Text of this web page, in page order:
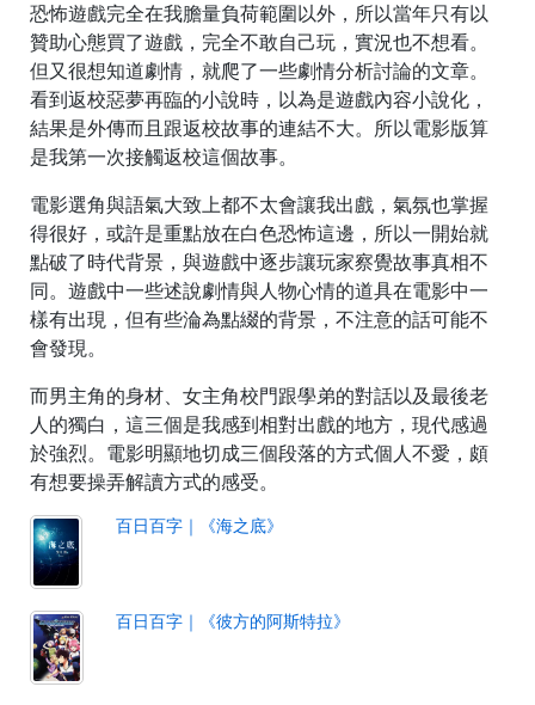
恐怖遊戲完全在我膽量負荷範圍以外，所以當年只有以
贊助心態買了遊戲，完全不敢自己玩，實況也不想看。
但又很想知道劇情，就爬了一些劇情分析討論的文章。
看到返校惡夢再臨的小說時，以為是遊戲內容小說化，
結果是外傳而且跟返校故事的連結不大。所以電影版算
是我第一次接觸返校這個故事。
電影選角與語氣大致上都不太會讓我出戲，氣氛也掌握
得很好，或許是重點放在白色恐怖這邊，所以一開始就
點破了時代背景，與遊戲中逐步讓玩家察覺故事真相不
同。遊戲中一些述說劇情與人物心情的道具在電影中一
樣有出現，但有些淪為點綴的背景，不注意的話可能不
會發現。
而男主角的身材、女主角校門跟學弟的對話以及最後老
人的獨白，這三個是我感到相對出戲的地方，現代感過
於強烈。電影明顯地切成三個段落的方式個人不愛，頗
有想要操弄解讀方式的感受。
百日百字｜《海之底》
百日百字｜《彼方的阿斯特拉》